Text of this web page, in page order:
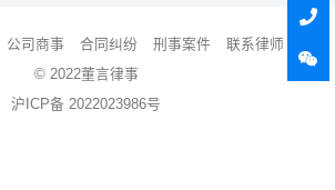
公司商事 合同纠纷 刑事案件
联系律师
© 2022董言律事
沪ICP备 2022023986号